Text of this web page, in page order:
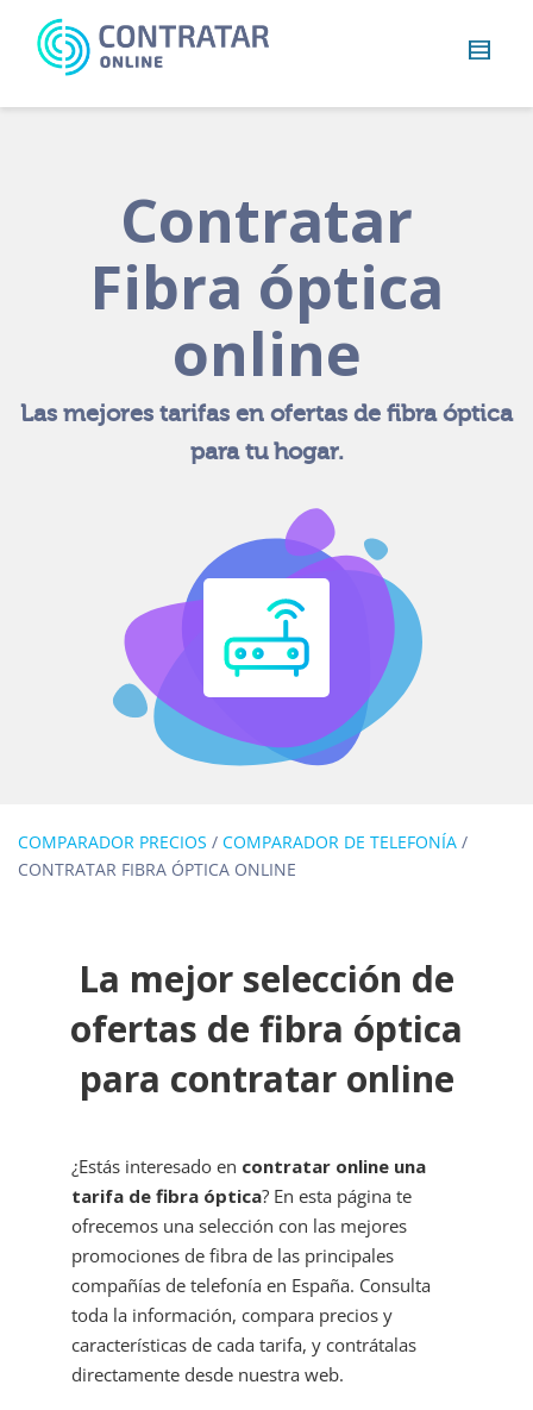
Busca
Contratar
Fibra óptica
online
Las mejores tarifas en ofertas de fibra óptica
para tu hogar.
COMPARADOR PRECIOS / COMPARADOR DE TELEFONÍA /
CONTRATAR FIBRA ÓPTICA ONLINE
La mejor selección de
ofertas de fibra óptica
para contratar online
¿Estás interesado en contratar online una
tarifa de fibra óptica? En esta página te
ofrecemos una selección con las mejores
promociones de fibra de las principales
compañías de telefonía en España. Consulta
toda la información, compara precios y
características de cada tarifa, y contrátalas
directamente desde nuestra web.